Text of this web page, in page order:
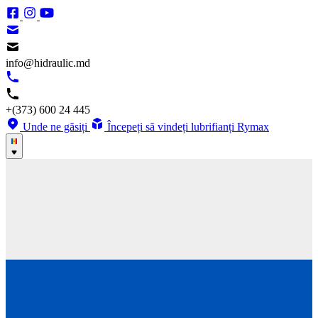
info@hidraulic.md
+(373) 600 24 445
Unde ne găsiți
Începeți să vindeți lubrifianți Rymax